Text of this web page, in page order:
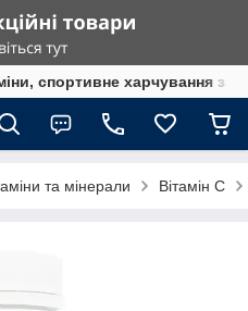
спортивне харчування за
та мінерали Вітамін C